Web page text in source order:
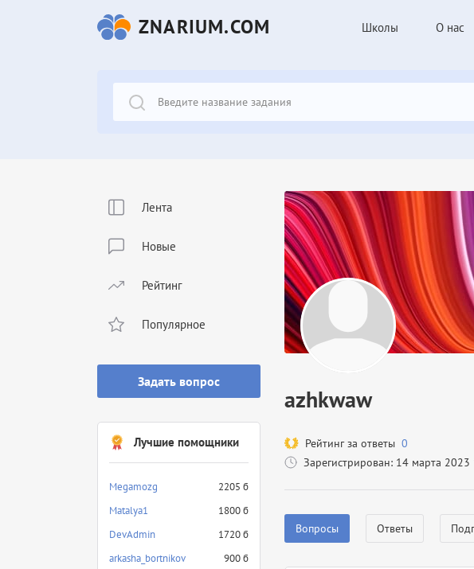
ZNARIUM.COM Школы О нас
Лента
Новые
Рейтинг
Популярное
Задать вопрос
Лучшие помощники
Megamozg
2205 б
Matalya1
1800 б
DevAdmin
1720 б
arkasha_bortnikov
900 б
azhkwaw
Рейтинг за ответы 0
Зарегистрирован: 14 марта 2023
Вопросы Ответы